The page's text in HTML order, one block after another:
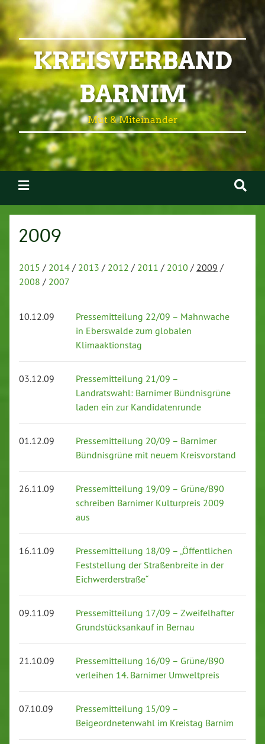
KREISVERBAND
BARNIM
Mut & Miteinander
2009
2015 / 2014 / 2013 / 2012 / 2011 / 2010 / 2009 /
2008 / 2007
10.12.09
Pressemitteilung 22/09 – Mahnwache
in Eberswalde zum globalen
Klimaaktionstag
03.12.09
Pressemitteilung 21/09 –
Landratswahl: Barnimer Bündnisgrüne
laden ein zur Kandidatenrunde
01.12.09
Pressemitteilung 20/09 – Barnimer
Bündnisgrüne mit neuem Kreisvorstand
26.11.09
Pressemitteilung 19/09 – Grüne/B90
schreiben Barnimer Kulturpreis 2009
aus
16.11.09
Pressemitteilung 18/09 – „Öffentlichen
Feststellung der Straßenbreite in der
Eichwerderstraße“
09.11.09
Pressemitteilung 17/09 – Zweifelhafter
Grundstücksankauf in Bernau
21.10.09
Pressemitteilung 16/09 – Grüne/B90
verleihen 14. Barnimer Umweltpreis
07.10.09
Pressemitteilung 15/09 –
Beigeordnetenwahl im Kreistag Barnim